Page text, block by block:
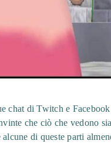
chat di Twitch e
che ciò che vedono
di queste parti